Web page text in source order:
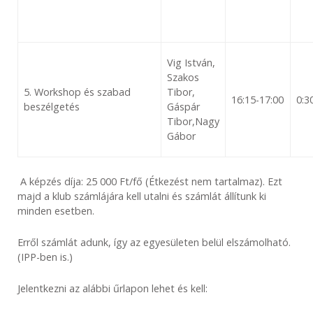
5. Workshop és szabad
beszélgetés
Vig István,
Szakos
Tibor,
Gáspár
Tibor,Nagy
Gábor
16:15-17:00
A képzés díja: 25 000 Ft/fő (Étkezést nem tartalmaz). Ezt
majd a klub számlájára kell utalni és számlát állítunk ki
minden esetben.
Erről számlát adunk, így az egyesületen belül elszámolható.
(IPP-ben is.)
​Jelentkezni az alábbi űrlapon lehet és kell: